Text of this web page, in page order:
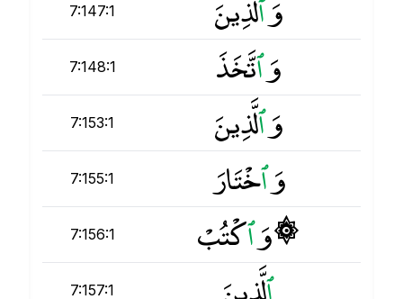
7:147:1
7:148:1 وَٱتَّخَذَ
7:153:1 وَٱلَّذِينَ
7:155:1 وَٱخْتَارَ
7:156:1 ۞ وَٱكْتُبْ
7:157:1